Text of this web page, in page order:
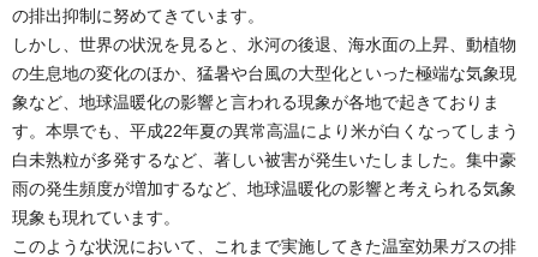
の排出抑制に努めてきています。
しかし、世界の状況を見ると、氷河の後退、海水面の上昇、動植物
の生息地の変化のほか、猛暑や台風の大型化といった極端な気象現
象など、地球温暖化の影響と言われる現象が各地で起きておりま
す。本県でも、平成22年夏の異常高温により米が白くなってしまう
白未熟粒が多発するなど、著しい被害が発生いたしました。集中豪
雨の発生頻度が増加するなど、地球温暖化の影響と考えられる気象
現象も現れています。
このような状況において、これまで実施してきた温室効果ガスの排